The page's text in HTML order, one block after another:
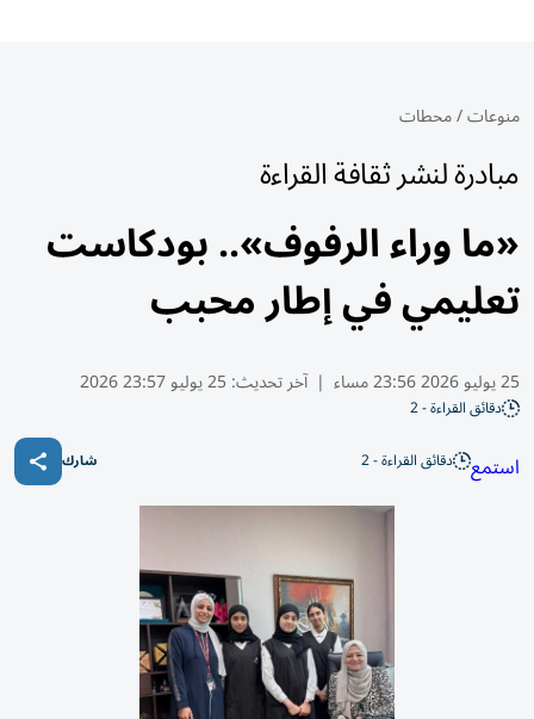
منوعات/محطات
مبادرة لنشر ثقافة القراءة
«ما وراء الرفوف».. بودكاست
تعليمي في إطار محبب
25 يوليو 2026 23:56 مساء | آخر تحديث:25 يوليو 23:57 2026
دقائق القراءة - 2
استمع دقائق القراءة - 2 شارك